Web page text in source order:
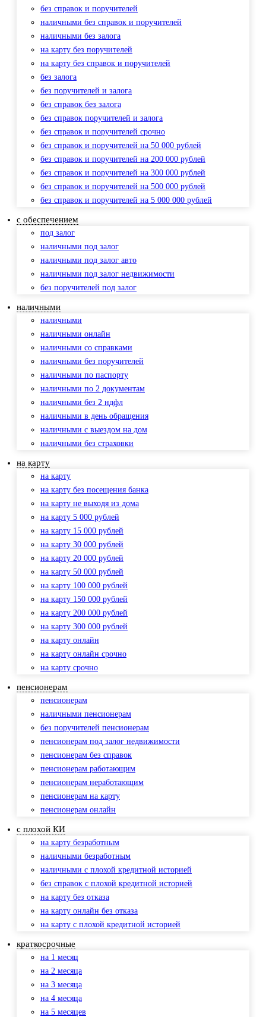
без справок и поручителей
наличными без справок и поручителей
наличными без залога
на карту без поручителей
на карту без справок и поручителей
без залога
без поручителей и залога
без справок без залога
без справок поручителей и залога
без справок и поручителей срочно
без справок и поручителей на 50 000 рублей
без справок и поручителей на 200 000 рублей
без справок и поручителей на 300 000 рублей
без справок и поручителей на 500 000 рублей
без справок и поручителей на 5 000 000 рублей
с обеспечением
под залог
наличными под залог
наличными под залог авто
наличными под залог недвижимости
без поручителей под залог
наличными
наличными
наличными онлайн
наличными со справками
наличными без поручителей
наличными по паспорту
наличными по 2 документам
наличными без 2 ндфл
наличными в день обращения
наличными с выездом на дом
наличными без страховки
на карту
на карту
на карту без посещения банка
на карту не выходя из дома
на карту 5 000 рублей
на карту 15 000 рублей
на карту 30 000 рублей
на карту 20 000 рублей
на карту 50 000 рублей
на карту 100 000 рублей
на карту 150 000 рублей
на карту 200 000 рублей
на карту 300 000 рублей
на карту онлайн
на карту онлайн срочно
на карту срочно
пенсионерам
пенсионерам
наличными пенсионерам
без поручителей пенсионерам
пенсионерам под залог недвижимости
пенсионерам без справок
пенсионерам работающим
пенсионерам неработающим
пенсионерам на карту
пенсионерам онлайн
с плохой КИ
на карту безработным
наличными безработным
наличными с плохой кредитной историей
без справок с плохой кредитной историей
на карту без отказа
на карту онлайн без отказа
на карту с плохой кредитной историей
краткосрочные
на 1 месяц
на 2 месяца
на 3 месяца
на 4 месяца
на 5 месяцев